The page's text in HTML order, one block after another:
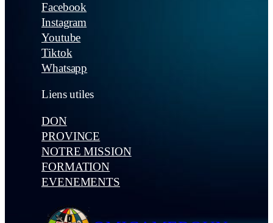
Facebook
Instagram
Youtube
Tiktok
Whatsapp
Liens utiles
DON
PROVINCE
NOTRE MISSION
FORMATION
EVENEMENTS